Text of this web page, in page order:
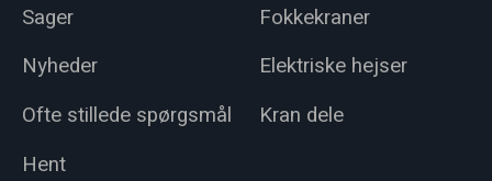
Sager
Nyheder
Ofte stillede spørgsmål
Hent
Fokkekraner
Elektriske hejser
Kran dele